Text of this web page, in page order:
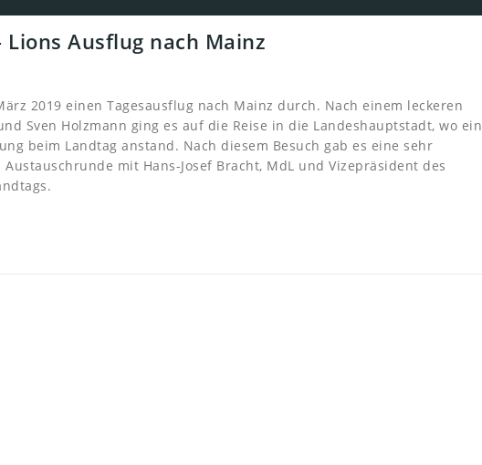
Lions Ausflug nach Mainz
2019 einen Tagesausflug nach Mainz durch. Nach einem leckeren
Sven Holzmann ging es auf die Reise in die Landeshauptstadt, wo ein
beim Landtag anstand. Nach diesem Besuch gab es eine sehr
mit Hans-Josef Bracht, MdL und Vizepräsident des